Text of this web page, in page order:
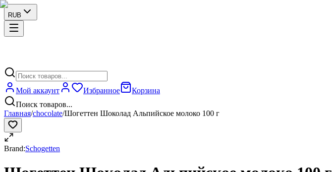
RUB
Мой аккаунт Избранное
Корзина
Поиск товаров...
Главная/chocolate/Шогеттен Шоколад Альпийское молоко 100 г
Brand:Schogetten